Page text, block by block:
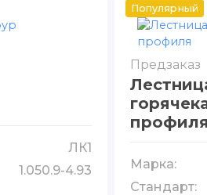
ЛК1
1.050.9-4.93
Популярный
Предзаказ
Марка:
Стандарт: